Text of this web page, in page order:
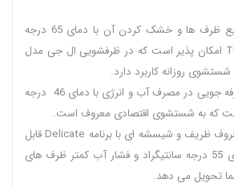
شستشوی سریع ظرف ها و خشک کردن آن با دمای 65 درجه
سانتیگراد با برنامه Turbo امکان پذیر است که در ظرفشویی ال جی مدل
برنامه ی اکو با صرفه جویی در مصرف آب و انرژی با دمای 46 درجه
است که به شستشوی اقتصادی معروف است.
شستشوی ظروف ظریف و شیسشه ای با برنامه Delicate قابل
اجرا است همچنین دمای 55 درجه سانتیگراد و فشار آب کمتر ظرف های
تحویل می دهد.